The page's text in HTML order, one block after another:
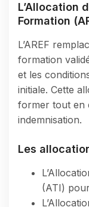
L’Allocation
Formation
L’AREF
formation
et les
initiale. Cette
former tout en
indemnisation.
Les
(ATI)